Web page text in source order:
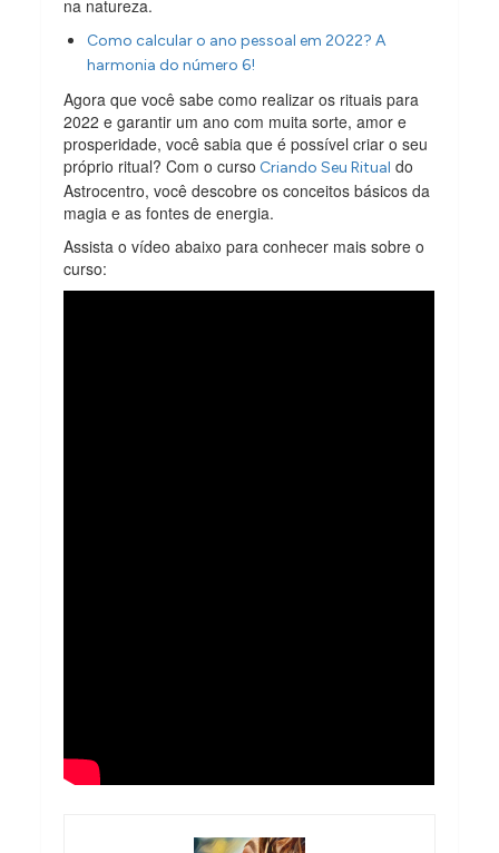
na natureza.
Como calcular o ano pessoal em 2022? A
harmonia do número 6!
Agora que você sabe como realizar os rituais para
2022 e garantir um ano com muita sorte, amor e
prosperidade, você sabia que é possível criar o seu
próprio ritual? Com o curso Criando Seu Ritual do
Astrocentro, você descobre os conceitos básicos da
magia e as fontes de energia.
Assista o vídeo abaixo para conhecer mais sobre o
curso: